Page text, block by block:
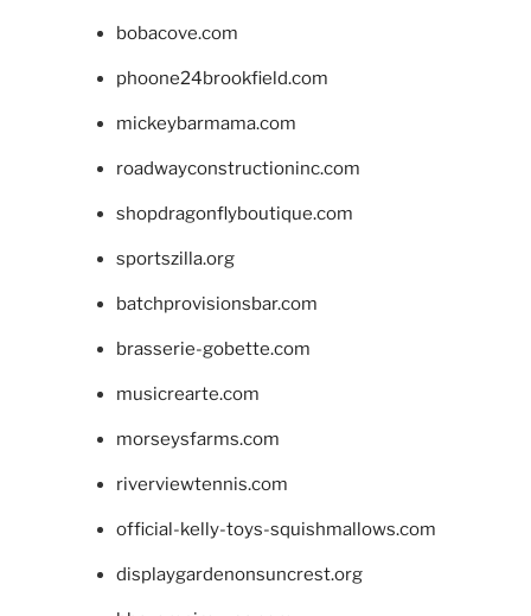
bobacove.com
phoone24brookfield.com
mickeybarmama.com
roadwayconstructioninc.com
shopdragonflyboutique.com
sportszilla.org
batchprovisionsbar.com
brasserie-gobette.com
musicrearte.com
morseysfarms.com
riverviewtennis.com
official-kelly-toys-squishmallows.com
displaygardenonsuncrest.org